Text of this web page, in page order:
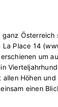
ganz
Place 14
um
Höhen
einen